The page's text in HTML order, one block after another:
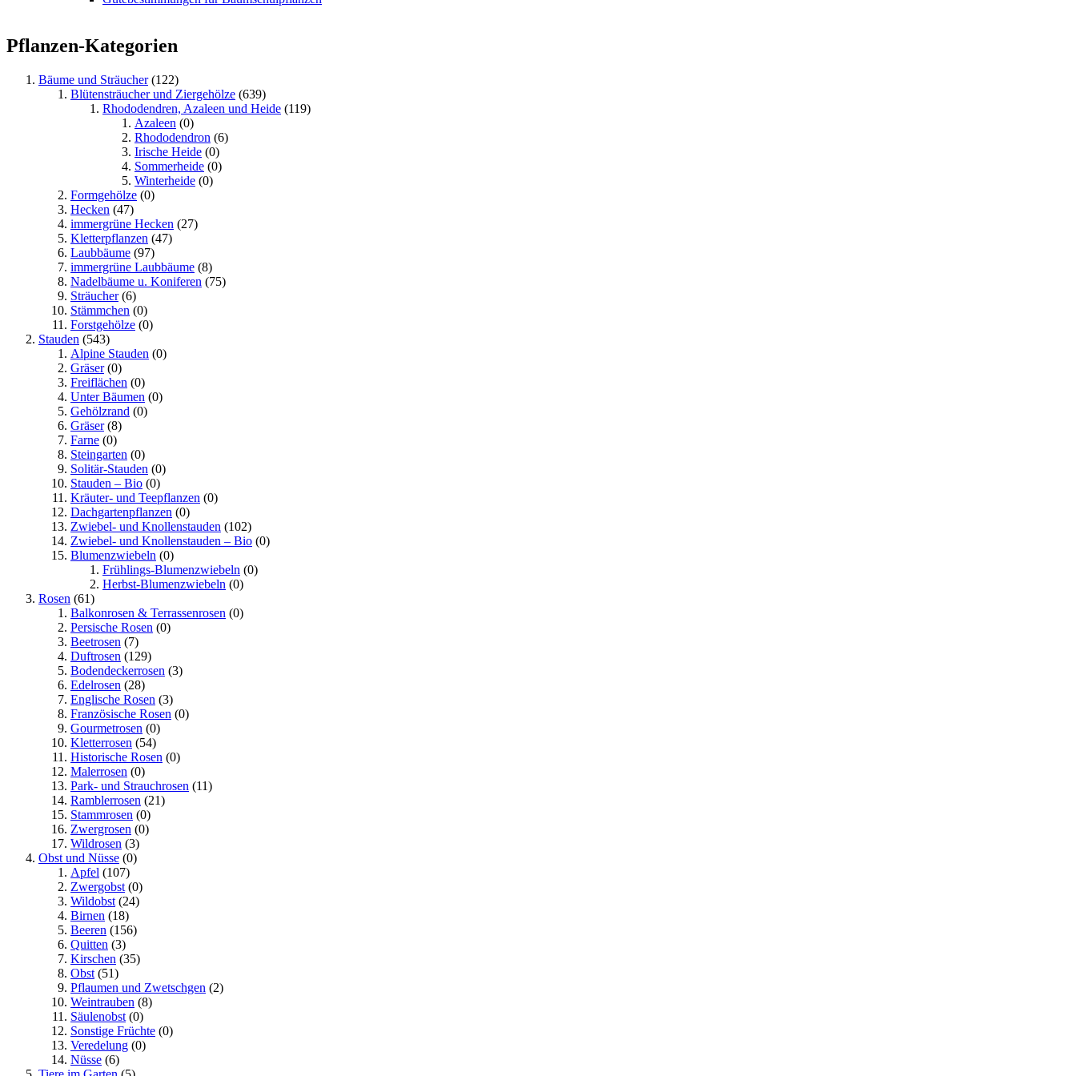
Pflanzen-Kategorien
Bäume und Sträucher(122)
Blütensträucher und Ziergehölze (639)
Rhododendren, Azaleen und Heide (119)
Azaleen (0)
Rhododendron (6)
Irische Heide (0)
Sommerheide (0)
Winterheide (0)
Formgehölze (0)
Hecken (47)
immergrüne Hecken (27)
Kletterpflanzen (47)
Laubbäume (97)
immergrüne Laubbäume (8)
Nadelbäume u. Koniferen (75)
Sträucher(6)
Stämmchen (0)
Forstgehölze (0)
Stauden (543)
Alpine Stauden (0)
Gräser(0)
Freiflächen (0)
Unter Bäumen (0)
Gehölzrand (0)
Gräser(8)
Farne (0)
Steingarten (0)
Solitär-Stauden (0)
Stauden – Bio (0)
Kräuter- und Teepflanzen (0)
Dachgartenpflanzen (0)
Zwiebel- und Knollenstauden (102)
Zwiebel- und Knollenstauden – Bio (0)
Blumenzwiebeln (0)
Frühlings-Blumenzwiebeln (0)
Herbst-Blumenzwiebeln (0)
Rosen (61)
Balkonrosen & Terrassenrosen (0)
Persische Rosen (0)
Beetrosen (7)
Duftrosen (129)
Bodendeckerrosen (3)
Edelrosen (28)
Englische Rosen (3)
Französische Rosen (0)
Gourmetrosen (0)
Kletterrosen (54)
Historische Rosen (0)
Malerrosen (0)
Park- und Strauchrosen (11)
Ramblerrosen (21)
Stammrosen (0)
Zwergrosen (0)
Wildrosen (3)
Obst und Nüsse (0)
Apfel (107)
Zwergobst (0)
Wildobst (24)
Birnen (18)
Beeren (156)
Quitten (3)
Kirschen (35)
Obst (51)
Pflaumen und Zwetschgen (2)
Weintrauben (8)
Säulenobst (0)
Sonstige Früchte (0)
Veredelung (0)
Nüsse (6)